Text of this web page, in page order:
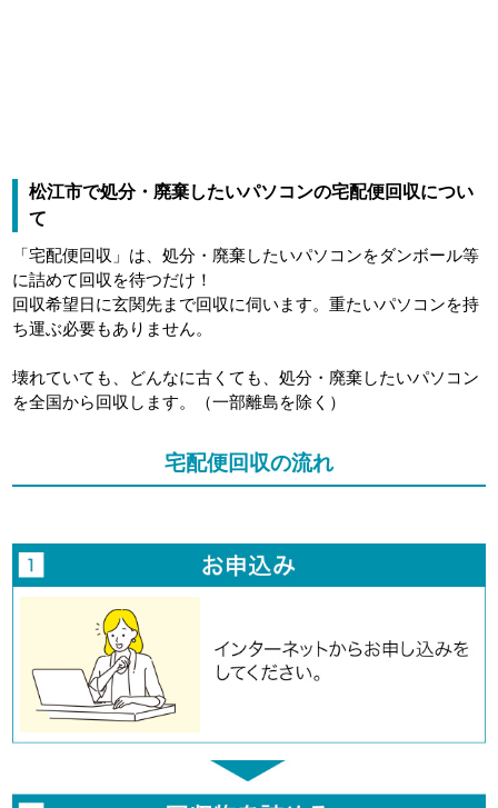
松江市で処分・廃棄したいパソコンの宅配便回収につい
て
「宅配便回収」は、処分・廃棄したいパソコンをダンボール等
に詰めて回収を待つだけ！
回収希望日に玄関先まで回収に伺います。重たいパソコンを持
ち運ぶ必要もありません。
壊れていても、どんなに古くても、処分・廃棄したいパソコン
を全国から回収します。（一部離島を除く）
宅配便回収の流れ